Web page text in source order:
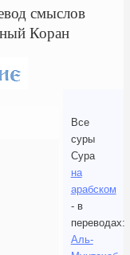
смыслов
Коран
Все
суры
Сура
на
арабском
- в
переводах:
Аль-